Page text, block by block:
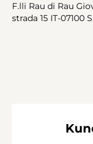
F.lli Rau di Rau
strada 15 IT-07100